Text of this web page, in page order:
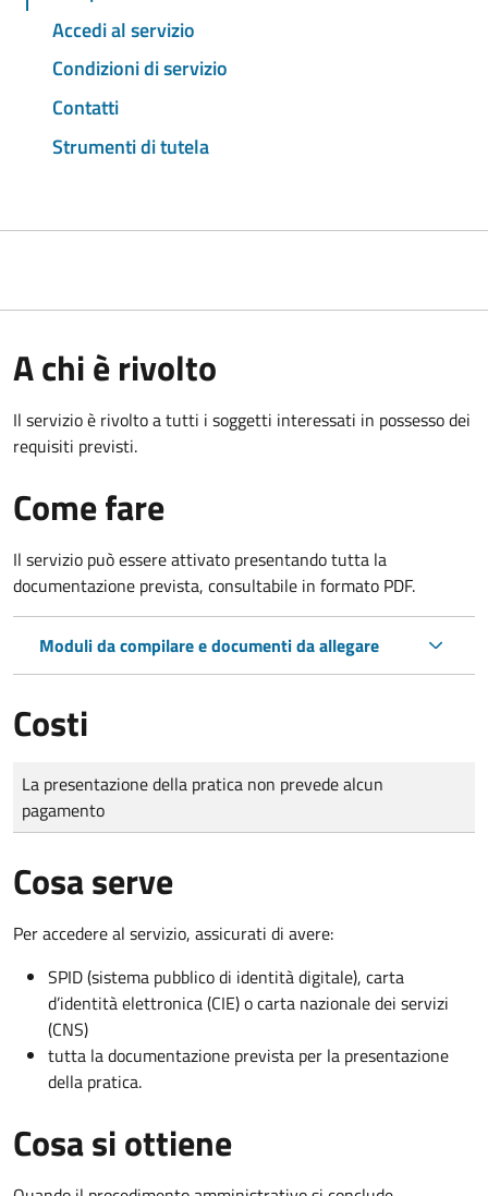
Accedi al servizio
Condizioni di servizio
Contatti
Strumenti di tutela
A chi è rivolto
Il servizio è rivolto a tutti i soggetti interessati in possesso dei
requisiti previsti.
Come fare
Il servizio può essere attivato presentando tutta la
documentazione prevista, consultabile in formato PDF.
Moduli da compilare e documenti da allegare
Costi
Tipo di pagamento
Importo
La presentazione della pratica non prevede alcun
pagamento
Cosa serve
Per accedere al servizio, assicurati di avere:
SPID (sistema pubblico di identità digitale), carta
d’identità elettronica (CIE) o carta nazionale dei servizi
(CNS)
tutta la documentazione prevista per la presentazione
della pratica.
Cosa si ottiene